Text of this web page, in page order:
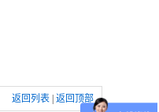
返回列表 返回顶部